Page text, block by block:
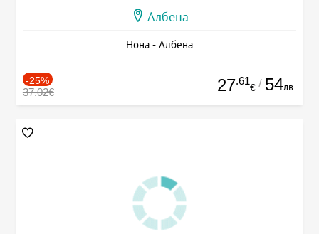
Албена
Нона - Албена
-25%
37.02€ 27.61
€ / 54лв.